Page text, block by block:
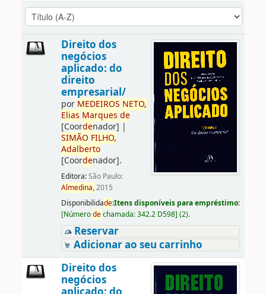
Direito dos
negócios
aplicado: do
direito
empresarial/
por MEDEIROS NETO,
Elias Marques de
[Coordenador] |
SIMÃO FILHO,
Adalberto
[Coordenador].
Editora:São Paulo:
Almedina,2015
Disponibilidade:Itens disponíveis para empréstimo:
[Númerodechamada:342.2 D598] (2).
Reservar
Adicionar ao seu carrinho
Direito dos
negócios